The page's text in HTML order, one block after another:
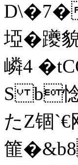
D\�7�
埡�躨
嶙4 �
S b惗
たZ锢
篚